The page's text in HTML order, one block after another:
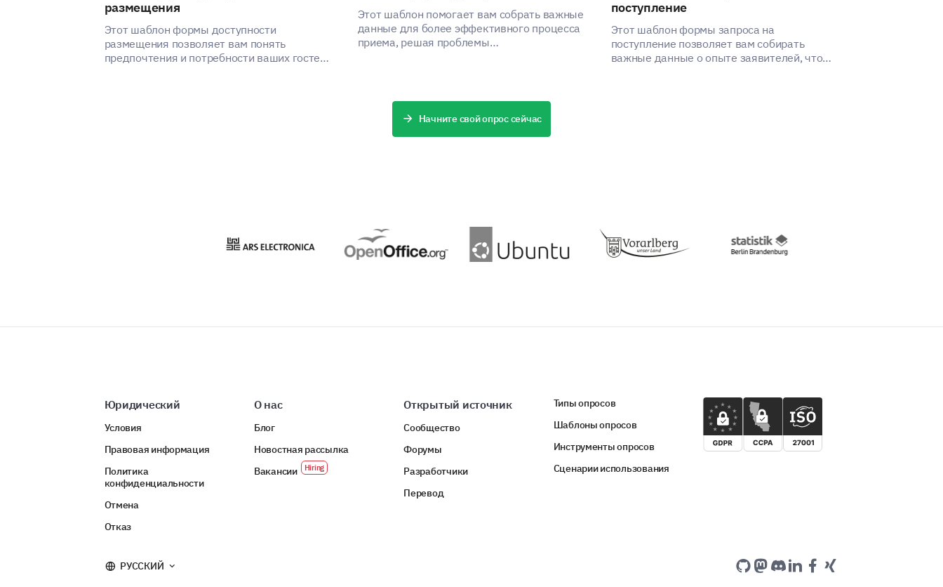
размещения
Этот шаблон формы доступности
размещения позволяет вам понять
предпочтения и потребности ваших гостей,
Этот шаблон помогает вам собрать важные
данные для более эффективного процесса
приема, решая проблемы
поступление
Этот шаблон формы запроса на
поступление позволяет вам собирать
важные данные о опыте заявителей, что
Начните свой опрос сейчас
Юридический
Условия
Правовая информация
Политика
конфиденциальности
Отмена
Отказ
О нас
Блог
Новостная рассылка
Вакансии
Открытый источник
Сообщество
Форумы
Разработчики
Перевод
Типы опросов
Шаблоны опросов
Инструменты опросов
Сценарии использования
РУССКИЙ